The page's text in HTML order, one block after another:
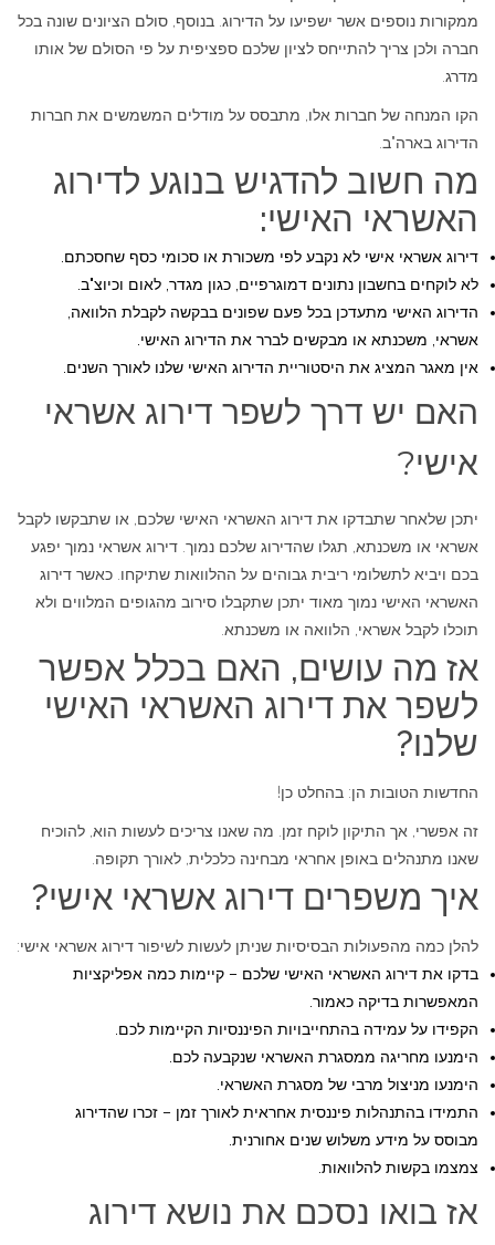
ממקורות נוספים אשר ישפיעו על הדירוג. בנוסף, סולם הציונים שונה בכל
חברה ולכן צריך להתייחס לציון שלכם ספציפית על פי הסולם של אותו
מדרג.
הקו המנחה של חברות אלו, מתבסס על מודלים המשמשים את חברות
הדירוג בארה"ב.
מה חשוב להדגיש בנוגע לדירוג
האשראי האישי:
דירוג אשראי אישי לא נקבע לפי משכורת או סכומי כסף שחסכתם.
לא לוקחים בחשבון נתונים דמוגרפיים, כגון מגדר, לאום וכיוצ"ב.
הדירוג האישי מתעדכן בכל פעם שפונים בבקשה לקבלת הלוואה,
אשראי, משכנתא או מבקשים לברר את הדירוג האישי.
אין מאגר המציג את היסטוריית הדירוג האישי שלנו לאורך השנים.
האם יש דרך לשפר דירוג אשראי
אישי?
יתכן שלאחר שתבדקו את דירוג האשראי האישי שלכם, או שתבקשו לקבל
אשראי או משכנתא, תגלו שהדירוג שלכם נמוך. דירוג אשראי נמוך יפגע
בכם ויביא לתשלומי ריבית גבוהים על ההלוואות שתיקחו. כאשר דירוג
האשראי האישי נמוך מאוד יתכן שתקבלו סירוב מהגופים המלווים ולא
תוכלו לקבל אשראי, הלוואה או משכנתא.
אז מה עושים, האם בכלל אפשר
לשפר את דירוג האשראי האישי
שלנו?
החדשות הטובות הן: בהחלט כן!
זה אפשרי, אך התיקון לוקח זמן. מה שאנו צריכים לעשות הוא, להוכיח
שאנו מתנהלים באופן אחראי מבחינה כלכלית, לאורך תקופה.
איך משפרים דירוג אשראי אישי?
להלן כמה מהפעולות הבסיסיות שניתן לעשות לשיפור דירוג אשראי אישי:
בדקו את דירוג האשראי האישי שלכם – קיימות כמה אפליקציות
המאפשרות בדיקה כאמור.
הקפידו על עמידה בהתחייבויות הפיננסיות הקיימות לכם.
הימנעו מחריגה ממסגרת האשראי שנקבעה לכם.
הימנעו מניצול מרבי של מסגרת האשראי.
התמידו בהתנהלות פיננסית אחראית לאורך זמן – זכרו שהדירוג
מבוסס על מידע משלוש שנים אחורנית.
צמצמו בקשות להלוואות.
אז בואו נסכם את נושא דירוג